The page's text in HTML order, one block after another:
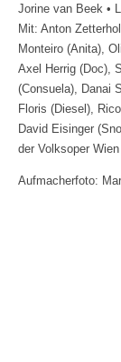
Jorine van Beek •
Mit: Anton
Monteiro (Anita),
Axel Herrig (Doc),
(Consuela), Danai
Floris (Diesel),
David Eisinger
der Volksoper Wien
Aufmacherfoto: